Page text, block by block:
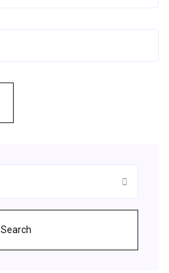
Search